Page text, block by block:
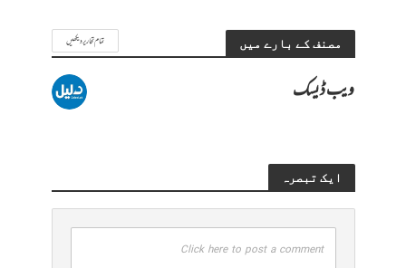
مصنف کے بارے میں تمام تحاریر دیکھیں
ویب ڈیسک
ایک تبصرہ
Click here to post a comment